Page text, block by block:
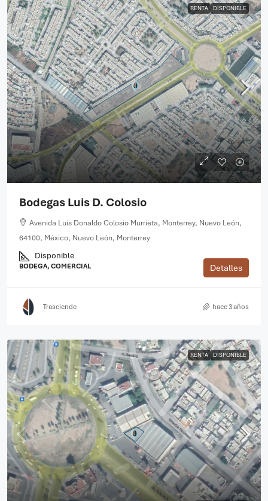
RENTA DISPONIBLE
Bodegas Luis D. Colosio
Avenida Luis Donaldo Colosio Murrieta, Monterrey, Nuevo León,
64100, México, Nuevo León, Monterrey
Disponible
BODEGA, COMERCIAL Detalles
Trasciende hace 3 años
RENTA DISPONIBLE